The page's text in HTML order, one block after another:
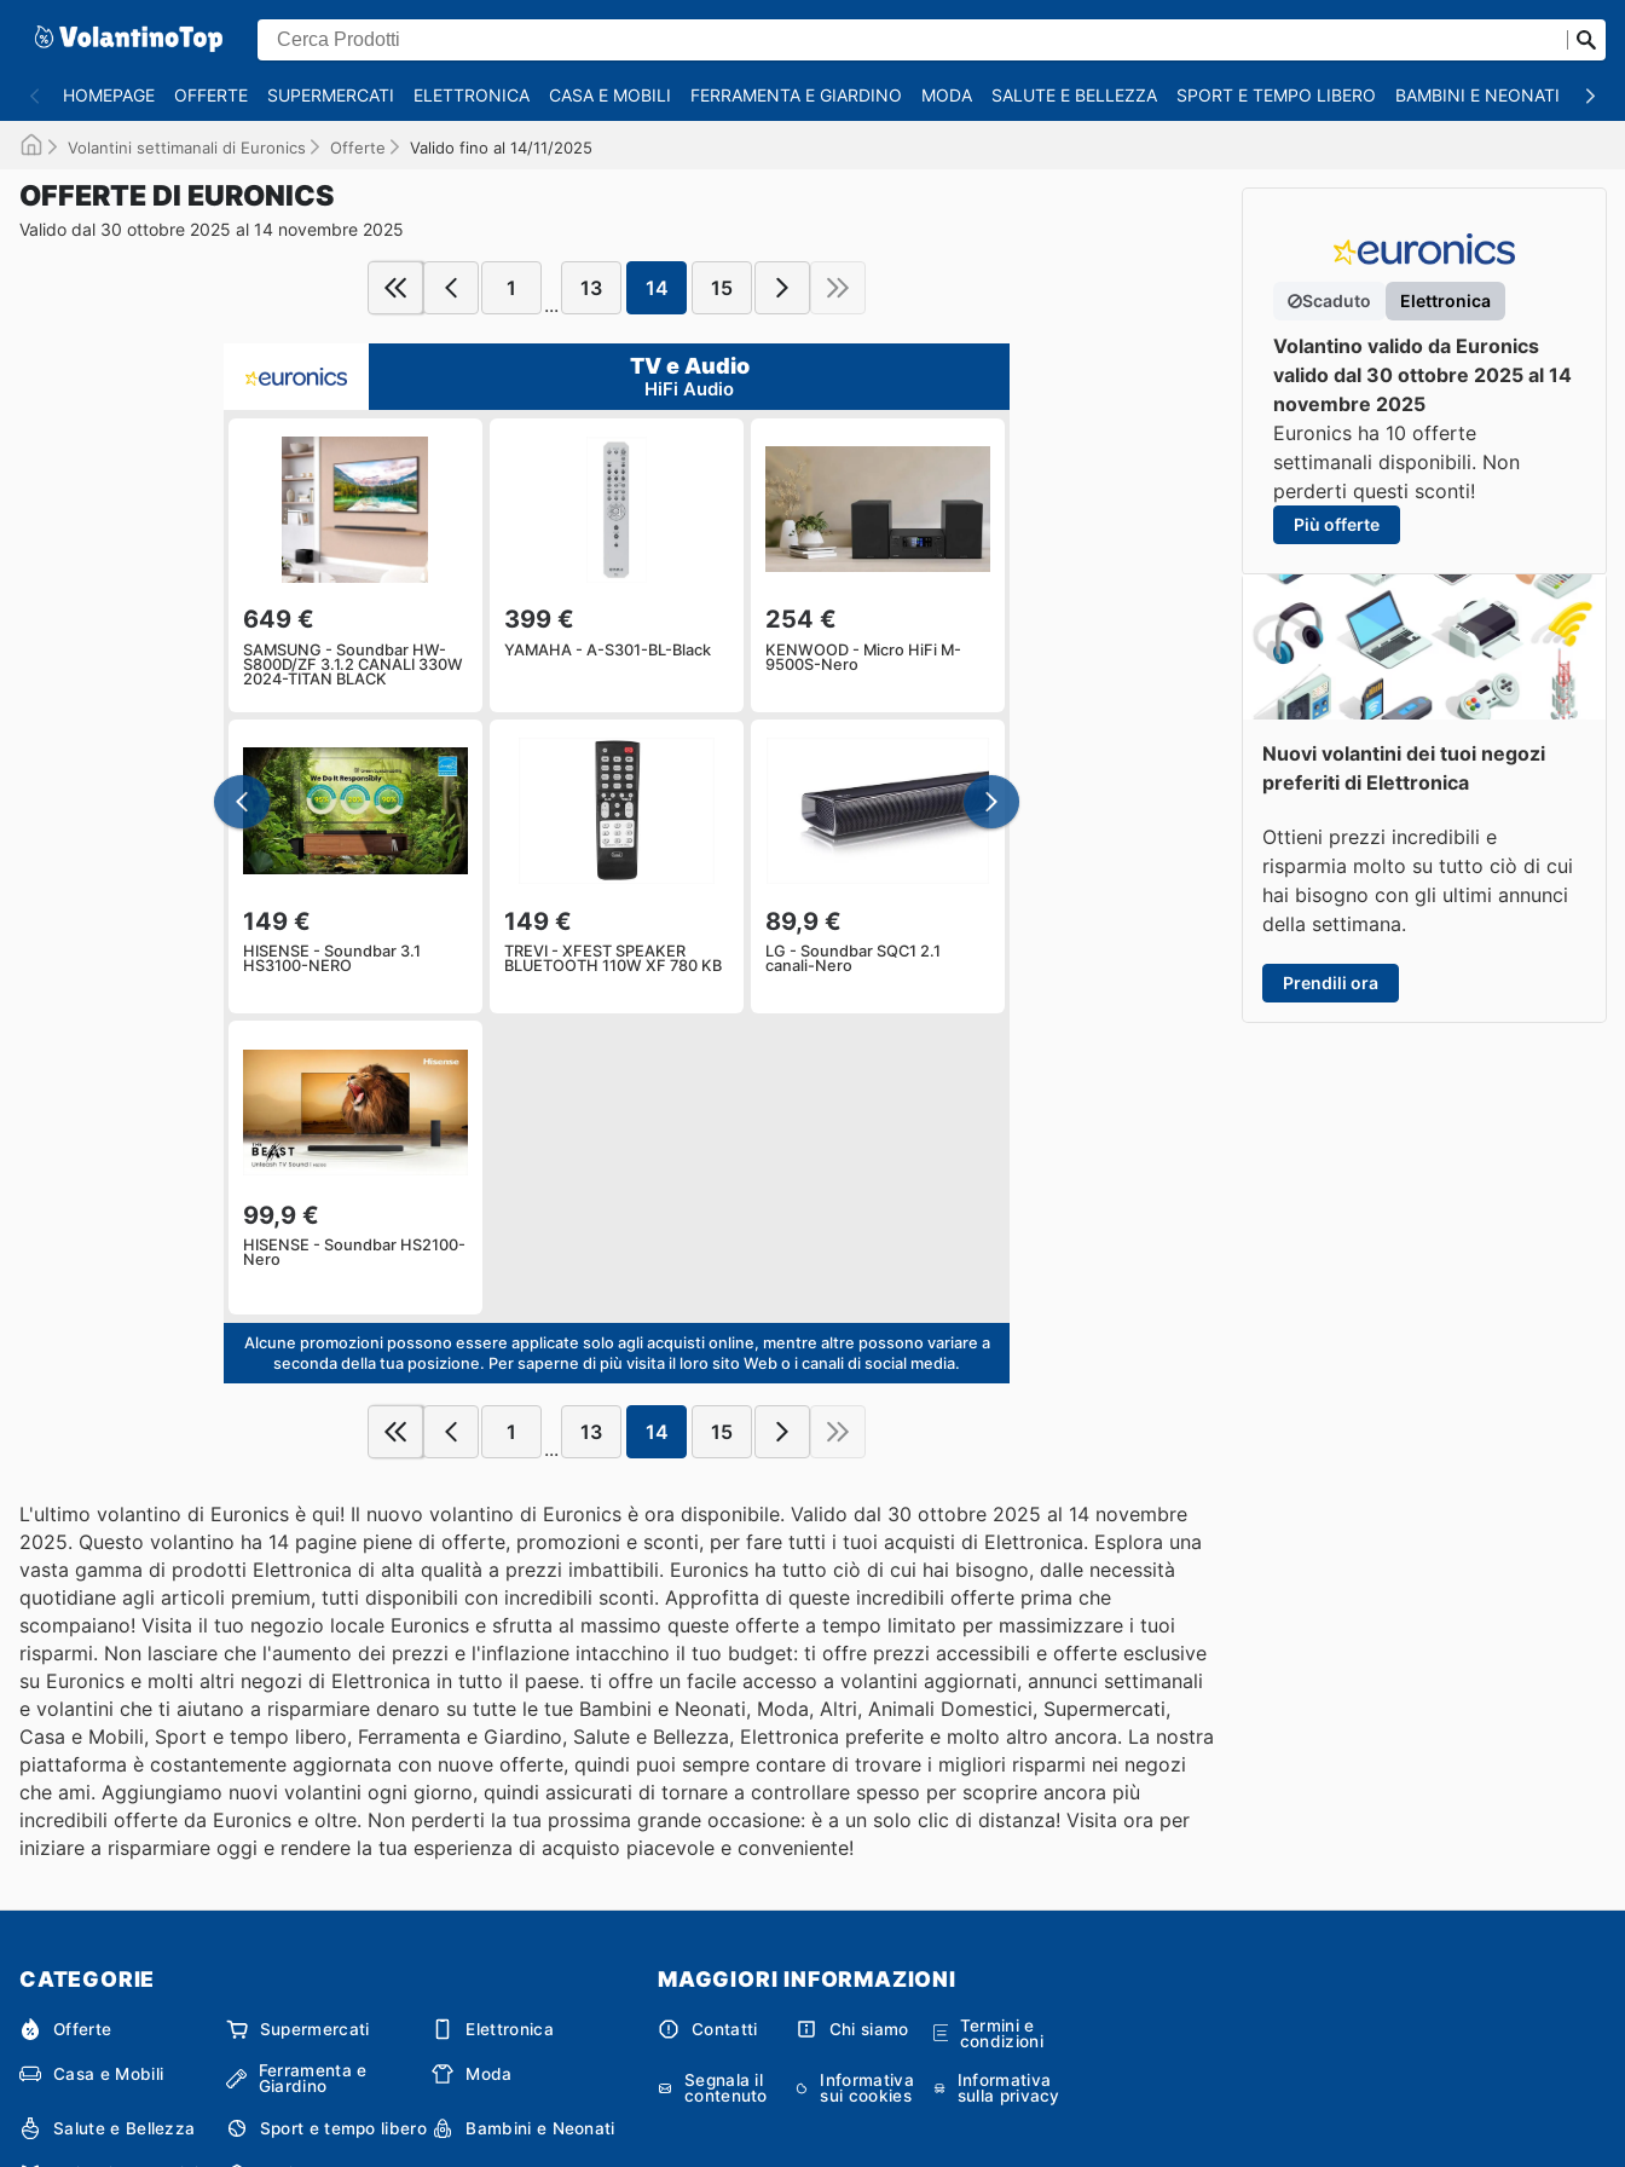
HOMEPAGE OFFERTE SUPERMERCATI ELETTRONICA CASA E MOBILI FERRAMENTA E GIARDINO MODA SALUTE E BELLEZZA SPORT E TEMPO LIBERO BAMBINI E NEONATI
Volantini settimanali di Euronics Offerte Valido fino al 14/11/2025
OFFERTE DI EURONICS
Valido dal 30 ottobre 2025 al 14 novembre 2025
1
...
13 14 15
TV e Audio
HiFi Audio
649 €
SAMSUNG - Soundbar HW-
S800D/ZF 3.1.2 CANALI 330W
2024-TITAN BLACK
399 €
YAMAHA - A-S301-BL-Black
254 €
KENWOOD - Micro HiFi M-
9500S-Nero
149 €
HISENSE - Soundbar 3.1
HS3100-NERO
149 €
TREVI - XFEST SPEAKER
BLUETOOTH 110W XF 780 KB
89,9 €
LG - Soundbar SQC1 2.1
canali-Nero
99,9 €
HISENSE - Soundbar HS2100-
Nero
Alcune promozioni possono essere applicate solo agli acquisti online, mentre altre possono variare a
seconda della tua posizione. Per saperne di più visita il loro sito Web o i canali di social media.
1
...
13 14 15
L'ultimo volantino di Euronics è qui! Il nuovo volantino di Euronics è ora disponibile. Valido dal 30 ottobre 2025 al 14 novembre
2025. Questo volantino ha 14 pagine piene di offerte, promozioni e sconti, per fare tutti i tuoi acquisti di Elettronica. Esplora una
vasta gamma di prodotti Elettronica di alta qualità a prezzi imbattibili. Euronics ha tutto ciò di cui hai bisogno, dalle necessità
quotidiane agli articoli premium, tutti disponibili con incredibili sconti. Approfitta di queste incredibili offerte prima che
scompaiano! Visita il tuo negozio locale Euronics e sfrutta al massimo queste offerte a tempo limitato per massimizzare i tuoi
risparmi. Non lasciare che l'aumento dei prezzi e l'inflazione intacchino il tuo budget: ti offre prezzi accessibili e offerte esclusive
su Euronics e molti altri negozi di Elettronica in tutto il paese. ti offre un facile accesso a volantini aggiornati, annunci settimanali
e volantini che ti aiutano a risparmiare denaro su tutte le tue Bambini e Neonati, Moda, Altri, Animali Domestici, Supermercati,
Casa e Mobili, Sport e tempo libero, Ferramenta e Giardino, Salute e Bellezza, Elettronica preferite e molto altro ancora. La nostra
piattaforma è costantemente aggiornata con nuove offerte, quindi puoi sempre contare di trovare i migliori risparmi nei negozi
che ami. Aggiungiamo nuovi volantini ogni giorno, quindi assicurati di tornare a controllare spesso per scoprire ancora più
incredibili offerte da Euronics e oltre. Non perderti la tua prossima grande occasione: è a un solo clic di distanza! Visita ora per
iniziare a risparmiare oggi e rendere la tua esperienza di acquisto piacevole e conveniente!
Scaduto Elettronica
Volantino valido da Euronics
valido dal 30 ottobre 2025 al 14
novembre 2025
Euronics ha 10 offerte
settimanali disponibili. Non
perderti questi sconti!
Più offerte
Nuovi volantini dei tuoi negozi
preferiti di Elettronica
Ottieni prezzi incredibili e
risparmia molto su tutto ciò di cui
hai bisogno con gli ultimi annunci
della settimana.
Prendili ora
CATEGORIE
Offerte Supermercati Elettronica
Casa e Mobili
Ferramenta e
Giardino
Moda
Salute e Bellezza Sport e tempo libero Bambini e Neonati
MAGGIORI INFORMAZIONI
Contatti Chi siamo
Termini e
condizioni
Segnala il
contenuto
Informativa
sui cookies
Informativa
sulla privacy